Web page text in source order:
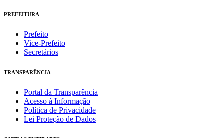
PREFEITURA
Prefeito
Vice-Prefeito
Secretários
TRANSPARÊNCIA
Portal da Transparência
Acesso à Informação
Política de Privacidade
Lei Proteção de Dados